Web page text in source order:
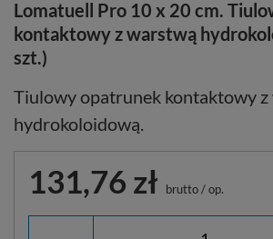
Lomatuell Pro 10 x 20 cm.
kontaktowy z warstwą
szt.)
Tiulowy opatrunek kontaktowy
hydrokoloidową.
131,76 zł brutto/op.